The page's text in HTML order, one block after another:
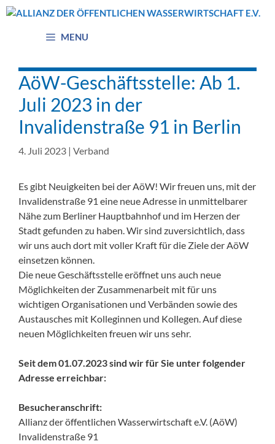
Zum
MENU
AöW-Geschäftsstelle: Ab 1.
Juli 2023 in der
Invalidenstraße 91 in Berlin
4. Juli 2023 | Verband
Es gibt Neuigkeiten bei der AöW! Wir freuen uns, mit der
Invalidenstraße 91 eine neue Adresse in unmittelbarer
Nähe zum Berliner Hauptbahnhof und im Herzen der
Stadt gefunden zu haben. Wir sind zuversichtlich, dass
wir uns auch dort mit voller Kraft für die Ziele der AöW
einsetzen können.
Die neue Geschäftsstelle eröffnet uns auch neue
Möglichkeiten der Zusammenarbeit mit für uns
wichtigen Organisationen und Verbänden sowie des
Austausches mit Kolleginnen und Kollegen. Auf diese
neuen Möglichkeiten freuen wir uns sehr.
Seit dem 01.07.2023 sind wir für Sie unter folgender
Adresse erreichbar:
Besucheranschrift:
Allianz der öffentlichen Wasserwirtschaft e.V. (AöW)
Invalidenstraße 91